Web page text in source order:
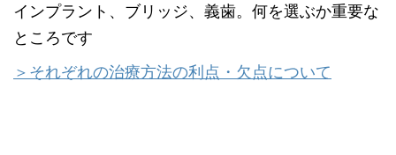
インプラント、ブリッジ、義歯。何を選ぶか重要な
ところです
＞それぞれの治療方法の利点・欠点について